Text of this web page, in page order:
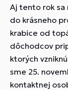
Aj tento rok sa
do krásneho
krabice od
dôchodcov
ktorých
sme 25.
kontaktnej